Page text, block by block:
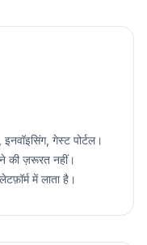
गेस्ट पोर्टल।
की ज़रूरत नहीं।
में लाता है।